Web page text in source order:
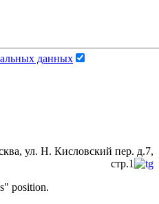
данных
ул. Н. Кисловский пер. д.7,
стр.1
position.